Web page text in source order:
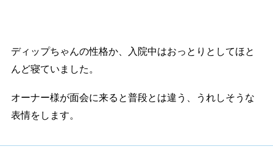
ディップちゃんの性格か、入院中はおっとりとしてほと
んど寝ていました。
オーナー様が面会に来ると普段とは違う、うれしそうな
表情をします。